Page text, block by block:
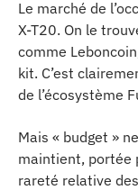
Le marché de
X-T20. On le
comme
kit. C’est
de l’écosystème
Mais « budget »
maintient, portée
rareté relative